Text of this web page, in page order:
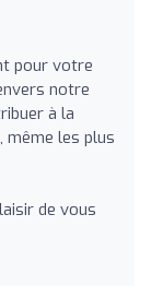
pour votre
notre
à la
les plus
de vous